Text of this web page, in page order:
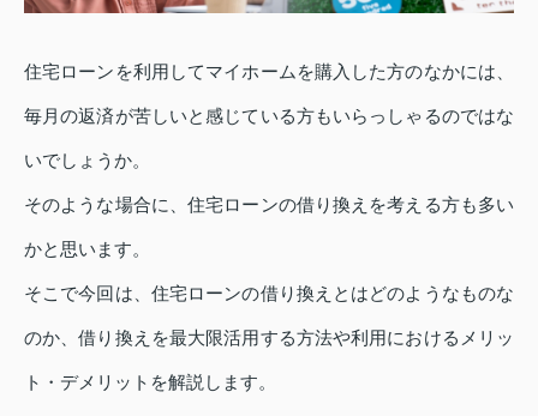
住宅ローンを利用してマイホームを購入した方のなかには、
毎月の返済が苦しいと感じている方もいらっしゃるのではな
いでしょうか。
そのような場合に、住宅ローンの借り換えを考える方も多い
かと思います。
そこで今回は、住宅ローンの借り換えとはどのようなものな
のか、借り換えを最大限活用する方法や利用におけるメリッ
ト・デメリットを解説します。